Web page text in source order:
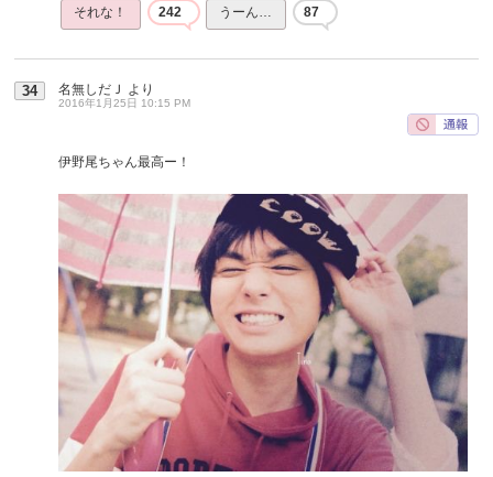
それな！ 242 うーん… 87
34 名無しだＪ より
2016年1月25日 10:15 PM
伊野尾ちゃん最高ー！